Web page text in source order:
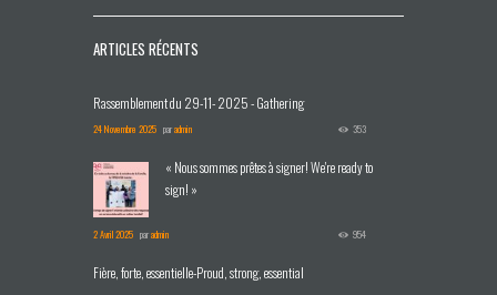
ARTICLES RÉCENTS
Rassemblement du 29-11- 2025 - Gathering
24 Novembre 2025 paradmin 353
« Nous sommes prêtes à signer! We're ready to
sign! »
2 Avril 2025 paradmin 954
Fière, forte, essentielle-Proud, strong, essential